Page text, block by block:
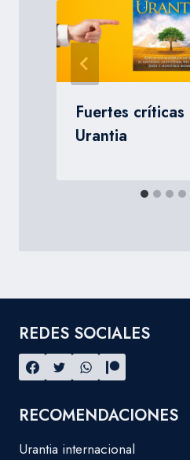
Fuertes
Urantia
REDES SOCIALES
RECOMENDACIONES
Urantia internacional